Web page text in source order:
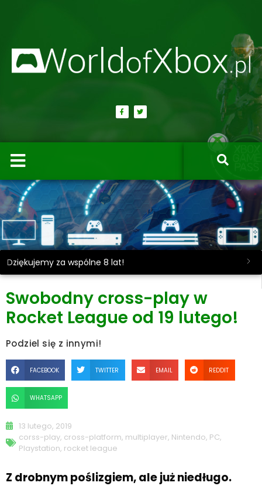
Dziękujemy za wspólne 8 lat!
Swobodny cross-play w
Rocket League od 19 lutego!
Podziel się z innymi!
FACEBOOK TWITTER EMAIL REDDIT
WHATSAPP
13 lutego, 2019
corss-play, cross-platform, multiplayer, Nintendo, PC,
Playstation, rocket league
Z drobnym poślizgiem, ale już niedługo.